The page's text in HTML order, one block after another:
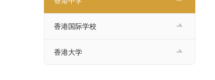
香港国际学校
香港大学